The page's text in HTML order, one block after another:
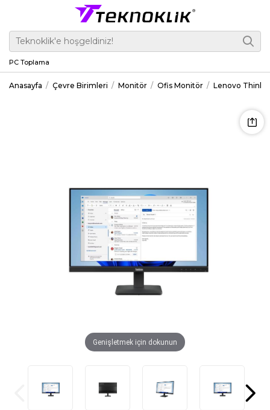
PC Toplama
Anasayfa Çevre Birimleri Monitör Ofis Monitör Lenovo
Genişletmek için dokunun